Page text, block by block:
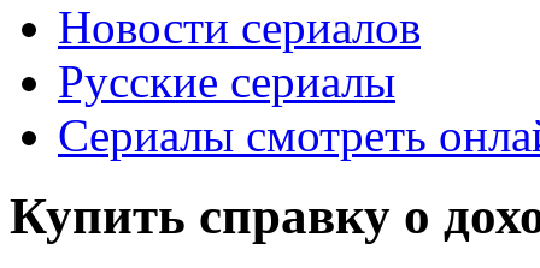
Новости сериалов
Русские сериалы
Сериалы смотреть
Купить справку о